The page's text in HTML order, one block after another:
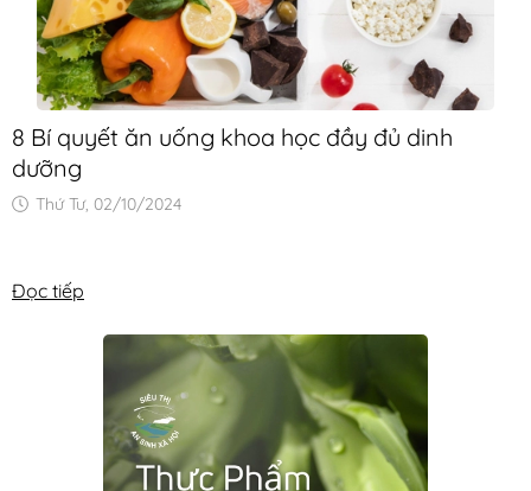
8 Bí quyết ăn uống khoa học đầy đủ dinh
dưỡng
Thứ Tư, 02/10/2024
Đọc tiếp